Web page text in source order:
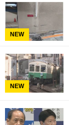
NEW
NEW